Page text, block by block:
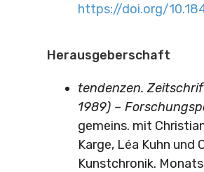
https://doi.org/
Herausgeberschaft
tendenzen.
1989) –
gemeins. mit
Karge, Léa Kuhn und
Kunstchronik.